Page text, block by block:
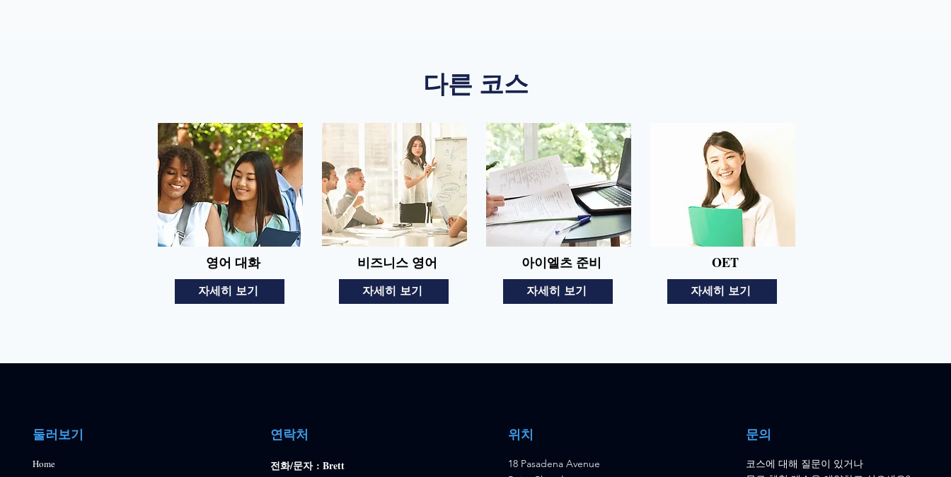
다른 코스
영어 대화
자세히 보기
비즈니스 영어
자세히 보기
아이엘츠 준비
자세히 보기
OET
자세히 보기
​둘러보기
Home
연락처
전화/문자 : Brett
위치
18 Pasadena Avenue
문의
코스에 대해 질문이 있거나